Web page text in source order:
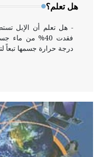
هل تعلم؟
- هل تعلم أن الإبل
فقدت 40% من
درجة حرارة جسمها تبعاً
- هل تعلم أن أبقراط
الحكم، الأدلة، تنظيم
ويعود له الفضل بأنه